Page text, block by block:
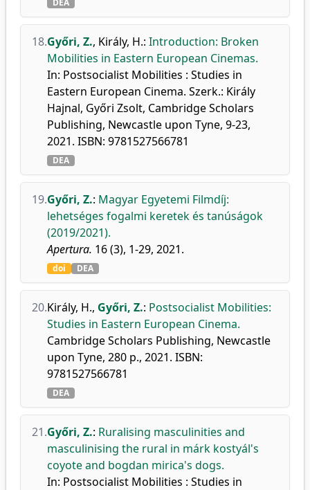
DEA
18.Győri, Z., Király, H.: Introduction: Broken
Mobilities in Eastern European Cinemas.
In: Postsocialist Mobilities : Studies in
Eastern European Cinema. Szerk.: Király
Hajnal, Győri Zsolt, Cambridge Scholars
Publishing, Newcastle upon Tyne, 9-23,
2021. ISBN: 9781527566781
DEA
19.Győri, Z.: Magyar Egyetemi Filmdíj:
lehetséges fogalmi keretek és tanúságok
(2019/2021).
Apertura. 16 (3), 1-29, 2021.
doi DEA
20.Király, H., Győri, Z.: Postsocialist Mobilities:
Studies in Eastern European Cinema.
Cambridge Scholars Publishing, Newcastle
upon Tyne, 280 p., 2021. ISBN:
9781527566781
DEA
21.Győri, Z.: Ruralising masculinities and
masculinising the rural in márk kostyál's
coyote and bogdan mirica's dogs.
In: Postsocialist Mobilities : Studies in